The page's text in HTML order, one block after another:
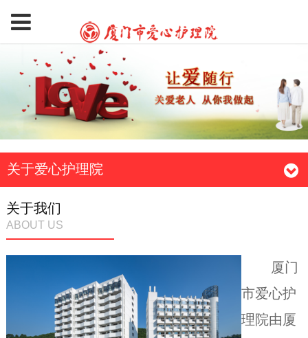
关于爱心护理院
关于我们
ABOUT US
厦门
市爱心护
理院由厦